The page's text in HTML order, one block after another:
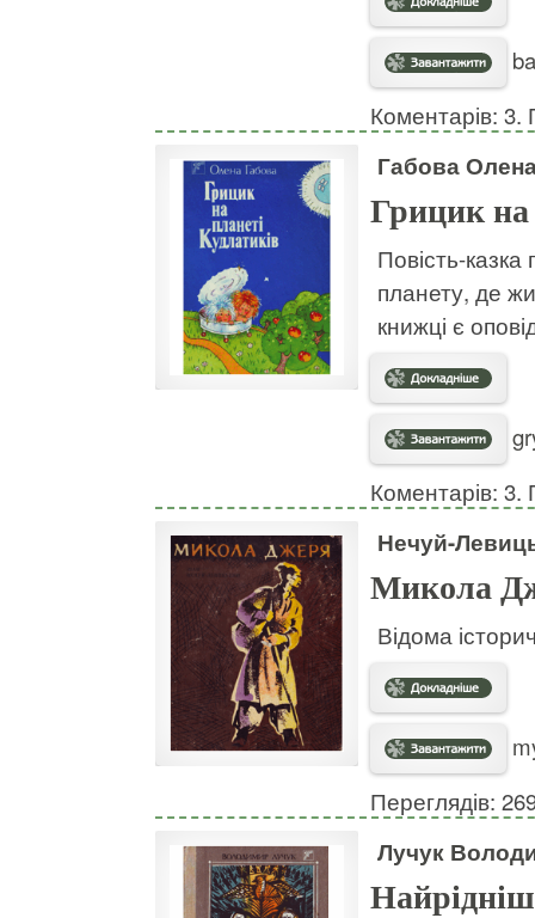
Коментарів: 3.
Габова
Грицик на
Повість-
планету, де
книжці є
Коментарів: 3.
Нечуй-
Микола
Відома
Переглядів:
Лучук